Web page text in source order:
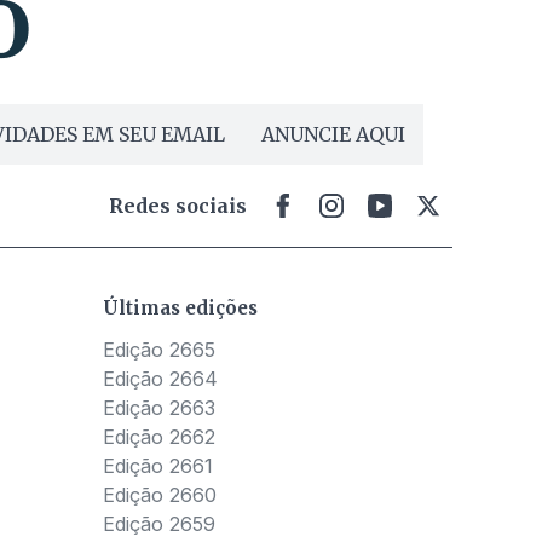
EM SEU EMAIL ANUNCIE AQUI
Redes sociais
Últimas edições
Edição 2665
Edição 2664
Edição 2663
Edição 2662
Edição 2661
Edição 2660
Edição 2659